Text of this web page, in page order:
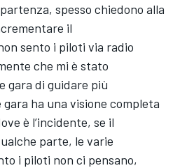
spesso chiedono alla
il
sento i piloti via radio
che mi è stato
gara di guidare più
ha una visione completa
è l’incidente, se il
parte, le varie
i piloti non ci pensano,